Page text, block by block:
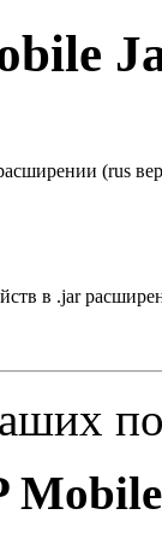
(rus
в .jar